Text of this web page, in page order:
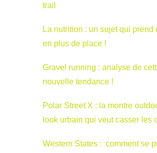
trail
La nutrition : un sujet qui prend
en plus de place !
Gravel running : analyse de
nouvelle tendance !
Polar Street X : la montre
look urbain qui veut casser les
Western States : comment se